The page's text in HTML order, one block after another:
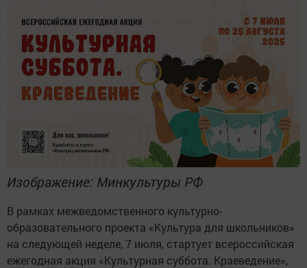
Изображение: Минкультуры РФ
В рамках межведомственного культурно-
образовательного проекта «Культура для школьников»
на следующей неделе, 7 июля, стартует всероссийская
ежегодная акция «Культурная суббота. Краеведение»,